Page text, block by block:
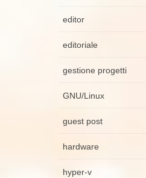
editor
editoriale
gestione progetti
GNU/Linux
guest post
hardware
hyper-v